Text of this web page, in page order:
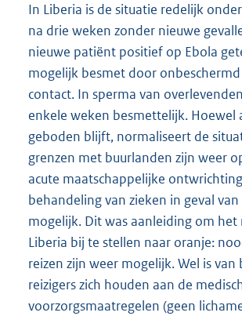
In Liberia is de situatie redelijk
na drie weken zonder nieuwe
nieuwe patiënt positief op Ebola
mogelijk besmet door onbeschermd
contact. In sperma van
enkele weken besmettelijk. Hoewel
geboden blijft, normaliseert de
grenzen met buurlanden zijn weer
acute maatschappelijke
behandeling van zieken in geval
mogelijk. Dit was aanleiding om het
Liberia bij te stellen naar oranje:
reizen zijn weer mogelijk. Wel is van
reizigers zich houden aan de
voorzorgsmaatregelen (geen